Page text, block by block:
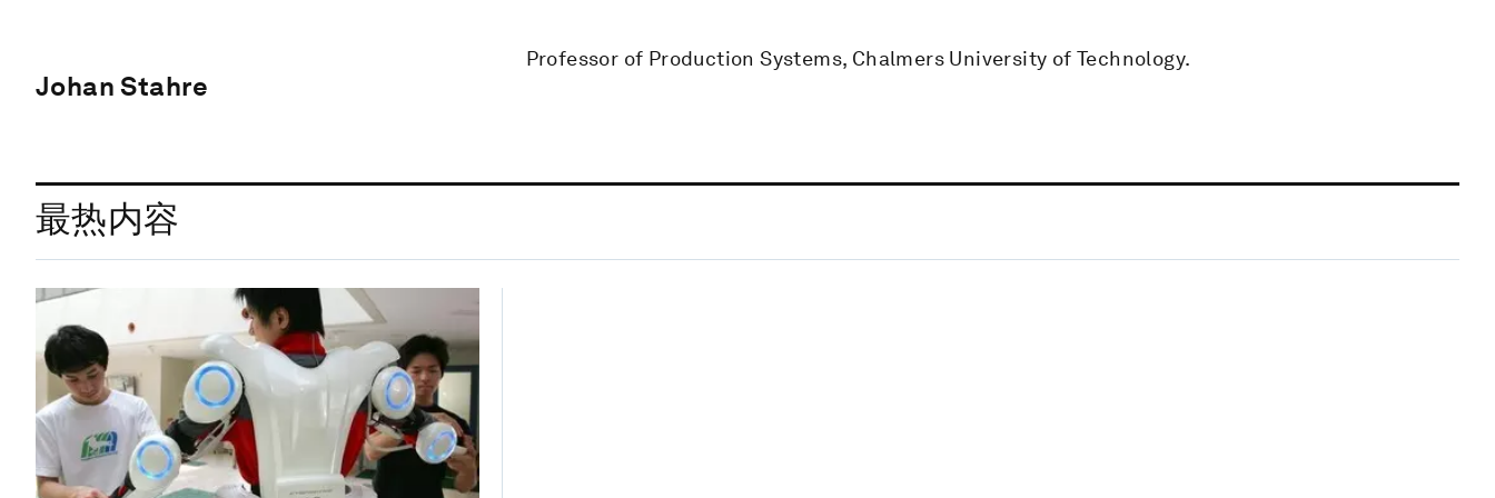
Johan Stahre
Professor of Production Systems, Chalmers University of Technology.
最热内容